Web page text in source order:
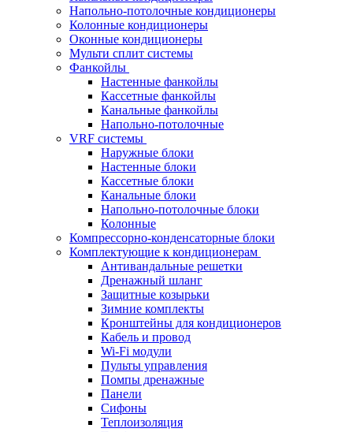
Напольно-потолочные кондиционеры
Колонные кондиционеры
Оконные кондиционеры
Мульти сплит системы
Фанкойлы
Настенные фанкойлы
Кассетные фанкойлы
Канальные фанкойлы
Напольно-потолочные
VRF системы
Наружные блоки
Настенные блоки
Кассетные блоки
Канальные блоки
Напольно-потолочные блоки
Колонные
Компрессорно-конденсаторные блоки
Комплектующие к кондиционерам
Антивандальные решетки
Дренажный шланг
Защитные козырьки
Зимние комплекты
Кронштейны для кондиционеров
Кабель и провод
Wi-Fi модули
Пульты управления
Помпы дренажные
Панели
Сифоны
Теплоизоляция